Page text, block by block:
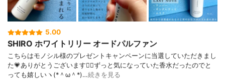
5.00
SHIRO ホワイトリリー オードパルファン
こちらはモノシル様のプレゼントキャンペーンに当選していただきまし
た💗ありがとうございます🙇‍♀️ずっと気になっていた香水だったのでと
っても嬉しいヽ(*＾ω＾*)…続きを見る